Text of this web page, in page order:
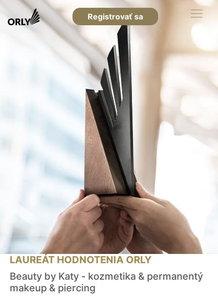
Registrovať sa
LAUREÁT HODNOTENIA ORLY
Beauty by Katy - kozmetika & permanentý
makeup & piercing